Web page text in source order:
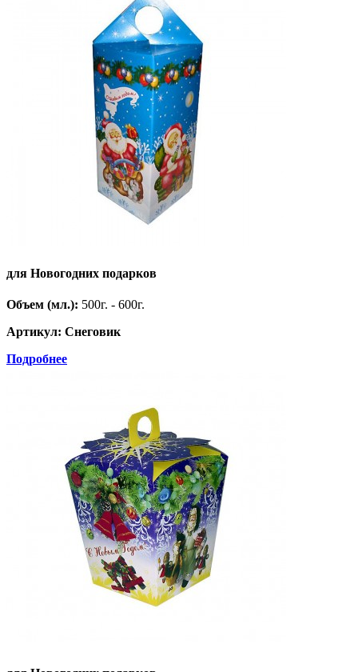
для Новогодних подарков
Объем (мл.): 500г. - 600г.
Артикул: Снеговик
Подробнее